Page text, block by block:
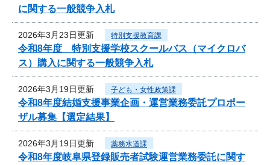
に関する一般競争入札
2026年3月23日更新 特別支援教育課
令和8年度 特別支援学校スクールバス（マイクロバ
ス）購入に関する一般競争入札
2026年3月19日更新 子ども・女性政策課
令和8年度結婚支援事業企画・運営業務委託プロポー
ザル募集【選定結果】
2026年3月19日更新 薬務水道課
令和8年度岐阜県登録販売者試験運営業務委託に関す